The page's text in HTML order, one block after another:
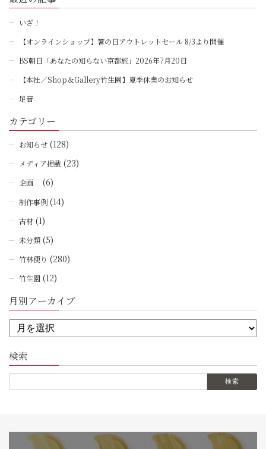
いざ！
【オンラインショップ】箸の日アウトレットセール 8/3より開催
BS朝日「あなたの知らない京都旅」2026年7月20日
【本社／Shop＆Gallery竹生園】夏季休業のお知らせ
足音
カテゴリー
お知らせ(128)
メディア掲載(23)
企画 (6)
制作事例(14)
古材(1)
未分類(5)
竹林便り (280)
竹生園(12)
月別アーカイブ
検索